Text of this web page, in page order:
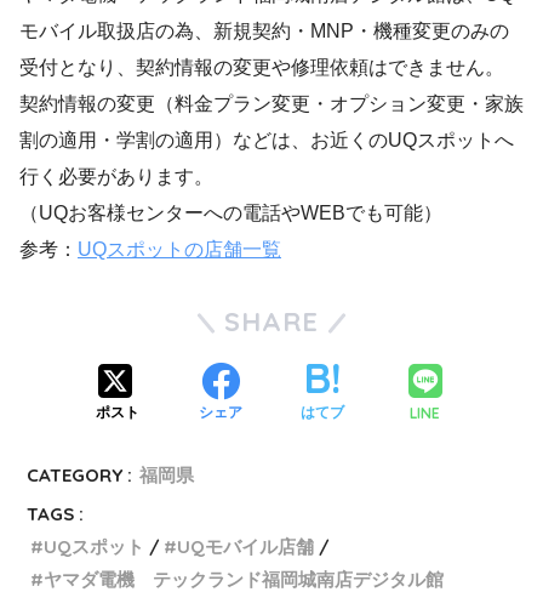
モバイル取扱店の為、新規契約・MNP・機種変更のみの
受付となり、契約情報の変更や修理依頼はできません。
契約情報の変更（料金プラン変更・オプション変更・家族
割の適用・学割の適用）などは、お近くのUQスポットへ
行く必要があります。
（UQお客様センターへの電話やWEBでも可能）
参考： UQスポットの店舗一覧
SHARE
ポスト シェア はてブ LINE
CATEGORY : 福岡県
TAGS :
UQスポット
UQモバイル店舗
ヤマダ電機 テックランド福岡城南店デジタル館